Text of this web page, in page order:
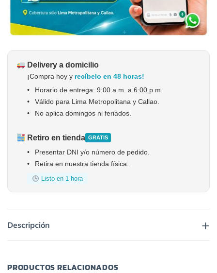
Delivery a domicilio
¡Compra hoy y recíbelo en 48 horas!
•
Horario de entrega: 9:00 a.m. a 6:00 p.m.
•
Válido para Lima Metropolitana y Callao.
•
No aplica domingos ni feriados.
Retiro en tienda GRATIS
•
Presentar DNI y/o número de pedido.
•
Retira en nuestra tienda física.
Listo en 1 hora
Descripción +
PRODUCTOS RELACIONADOS